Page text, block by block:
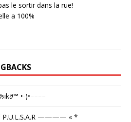
le sortir dans la rue!
a 100%
•-)•––––
———— « *